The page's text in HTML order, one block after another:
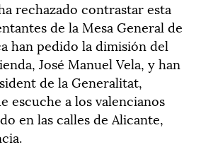
rechazado contrastar esta
de la Mesa General de
han pedido la dimisión del
José Manuel Vela, y han
de la Generalitat,
escuche a los valencianos
en las calles de Alicante,